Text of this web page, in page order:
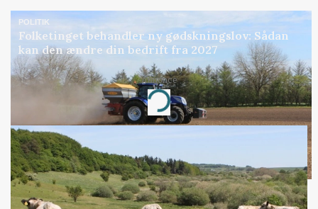
POLITIK
Folketinget behandler ny gødskningslov: Sådan
kan den ændre din bedrift fra 2027
Annonce
Loading...